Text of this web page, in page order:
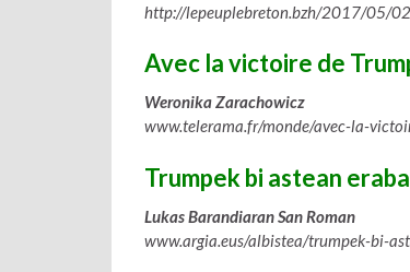
http://lepeuplebreton.bzh/2017/05/
Avec la victoire de
Weronika Zarachowicz
www.telerama.fr/monde/avec-la-
Trumpek bi astean
Lukas Barandiaran San Roman
www.argia.eus/albistea/trumpek-bi-